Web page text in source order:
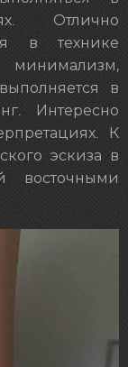
Отлично
в технике
минимализм,
в
Интересно
К
эскиза в
восточными